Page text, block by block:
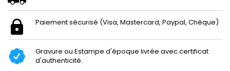
Paiement sécurisé (Visa, Mastercard, Paypal, Chèque)
Gravure ou Estampe d'époque livrée avec certificat
d'authenticité.